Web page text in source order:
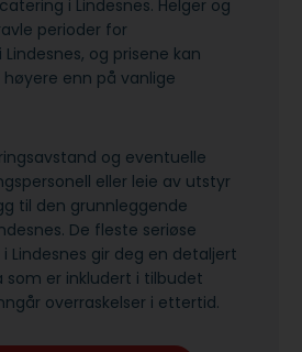
i Lindesnes. Helger og
perioder for
og prisene kan
enn på vanlige
og eventuelle
eller leie av utstyr
til den grunnleggende
De fleste seriøse
Lindesnes gir deg en detaljert
som er inkludert i tilbudet
overraskelser i ettertid.